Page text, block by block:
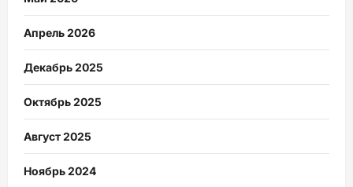
Апрель 2026
Декабрь 2025
Октябрь 2025
Август 2025
Ноябрь 2024